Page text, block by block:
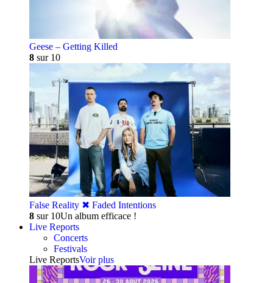
Geese – Getting Killed
8 sur 10
False Reality ✖︎ Faded Intentions
8 sur 10Un album efficace !
Live Reports
Concerts
Festivals
Live ReportsVoir plus